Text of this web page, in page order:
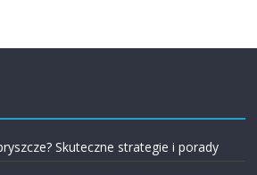
Skuteczne strategie i porady